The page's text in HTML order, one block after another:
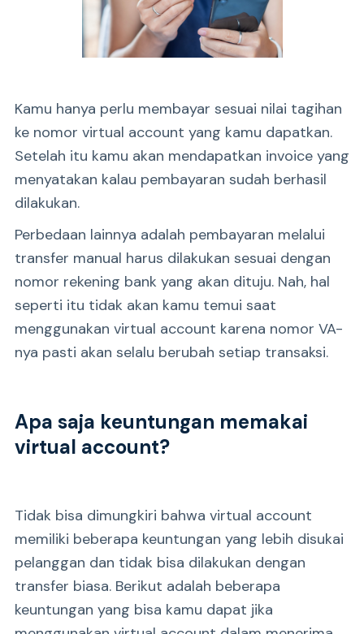
Kamu hanya perlu membayar sesuai nilai tagihan
ke nomor virtual account yang kamu dapatkan.
Setelah itu kamu akan mendapatkan invoice yang
menyatakan kalau pembayaran sudah berhasil
dilakukan.
Perbedaan lainnya adalah pembayaran melalui
transfer manual harus dilakukan sesuai dengan
nomor rekening bank yang akan dituju. Nah, hal
seperti itu tidak akan kamu temui saat
menggunakan virtual account karena nomor VA-
nya pasti akan selalu berubah setiap transaksi.
Apa saja keuntungan memakai
virtual account?
Tidak bisa dimungkiri bahwa virtual account
memiliki beberapa keuntungan yang lebih disukai
pelanggan dan tidak bisa dilakukan dengan
transfer biasa. Berikut adalah beberapa
keuntungan yang bisa kamu dapat jika